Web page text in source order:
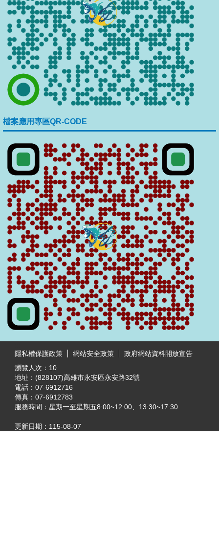
檔案應用專區QR-CODE
隱私權保護政策
網站安全政策
政府網站資料開放宣告
瀏覽人次： 10
地址：(828107)高雄市永安區永安路32號
電話：07-6912716
傳真：07-6912783
服務時間：星期一至星期五8:00~12:00、13:30~17:30
更新日期： 115-08-07